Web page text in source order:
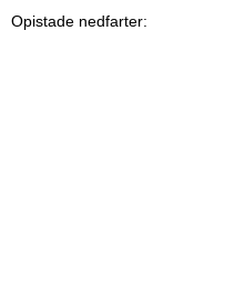
Opistade nedfarter: